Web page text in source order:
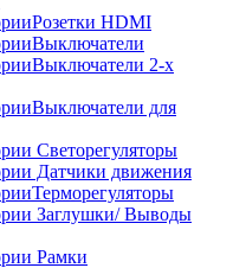
Розетки HDMI
Выключатели
Выключатели 2-х
Выключатели для
Светорегуляторы
Датчики движения
Терморегуляторы
Заглушки/ Выводы
Рамки